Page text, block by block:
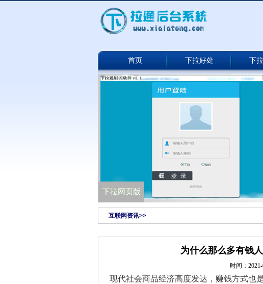
首页 下拉好处 下
下拉通网络版
下拉网页版
互联网资讯>>
为什么那么多有钱
时间：
现代社会商品经济高度发达，赚钱方式也